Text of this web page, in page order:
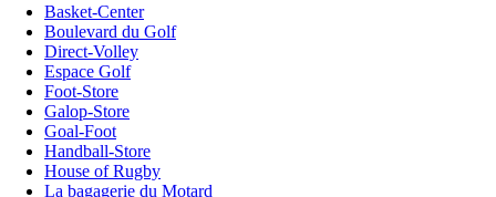
Basket-Center
Boulevard du Golf
Direct-Volley
Espace Golf
Foot-Store
Galop-Store
Goal-Foot
Handball-Store
House of Rugby
La bagagerie du Motard